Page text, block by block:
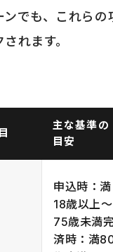
ンでも、これらの
れます。
主な基準の
目安
申込時：満
18歳以上～
75歳未満
済時：満